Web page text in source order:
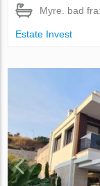
Myre. bad
Estate Invest